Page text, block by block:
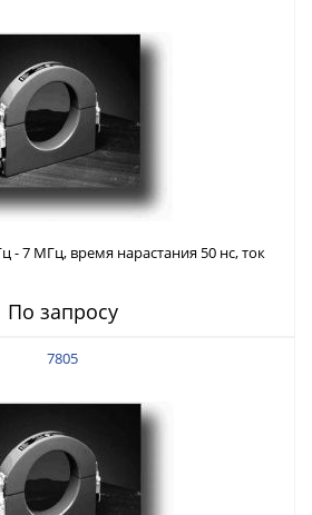
- 7 МГц, время нарастания 50 нс, ток
По запросу
7805